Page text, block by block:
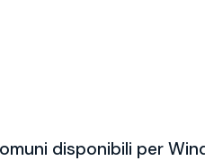
disponibili per